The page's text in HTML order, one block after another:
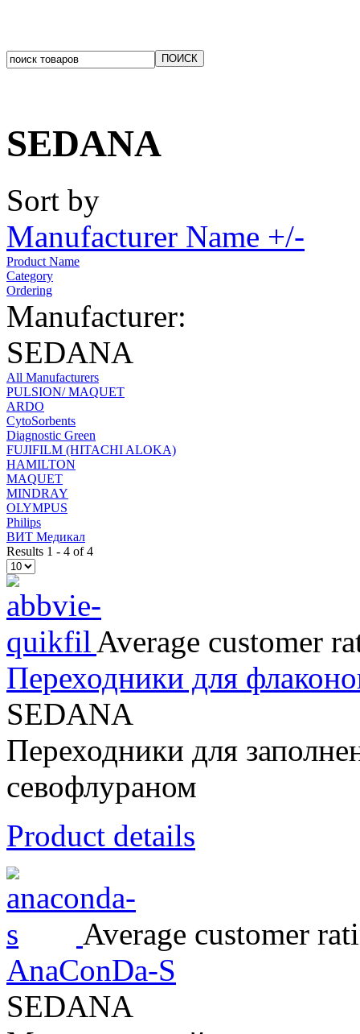
SEDANA
Sort by
Manufacturer Name +/-
Product Name
Category
Ordering
Manufacturer:
SEDANA
All Manufacturers
PULSION/ MAQUET
ARDO
CytoSorbents
Diagnostic Green
FUJIFILM (HITACHI ALOKA)
HAMILTON
MAQUET
MINDRAY
OLYMPUS
Philips
ВИТ Медикал
Results 1 - 4 of 4
Average customer
Переходники для
SEDANA
Переходники для
севофлураном
Product details
Average customer
AnaConDa-S
SEDANA